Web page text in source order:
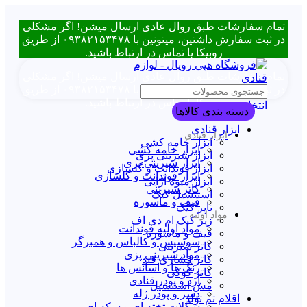
تمام سفارشات طبق روال عادی ارسال میشن! اگر مشکلی
در ثبت سفارش داشتین، میتونین با ۰۹۳۸۲۱۵۳۴۷۸ از طریق
روبیکا یا تماس در ارتباط باشید.
تمام سفارشات طبق روال عادی ارسال میشن! اگر مشکلی
روبیکا یا تماس در ارتباط باشید.انتخاب دسته بندی
ابزار قنادی
ابزار خامه کشی
ابزار شیرینی پزی
ابزار فوندانت و گلسازی
ابزار میوه آرایی
استنسیل کیک
تاپر کیک
زیر کیک ام دی اف
قیف و ماسوره
کاتر شیرینی
کاتر فشاری قند
کاتر کوکی
مش استنسیل
اقلام تم تولد
دسته بندی کالاها
ابزار قنادی
ابزار خامه کشی
ابزار شیرینی پزی
ابزار فوندانت و گلسازی
کاتر شیرینی
قیف و ماسوره
مواد اولیه
مواد اولیه فوندانت
سوسیس و کالباس و همبرگر
مواد شیرینی پزی
رنگ ها و اسانس ها
آرد و پودر قنادی
دسر و پودر ژله